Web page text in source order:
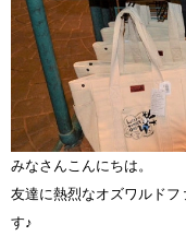
みなさんこんにちは。
友達に熱烈なオズワルド
す♪